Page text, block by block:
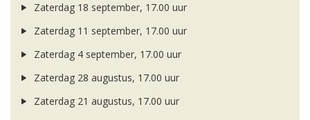
Zaterdag 18 september, 17.00 uur
Zaterdag 11 september, 17.00 uur
Zaterdag 4 september, 17.00 uur
Zaterdag 28 augustus, 17.00 uur
Zaterdag 21 augustus, 17.00 uur